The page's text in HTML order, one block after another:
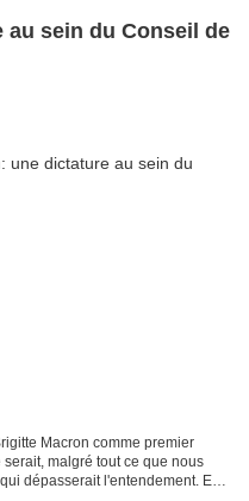
sein du Conseil de
Macron comme premier
malgré tout ce que nous
dépasserait l'entendement. Eh